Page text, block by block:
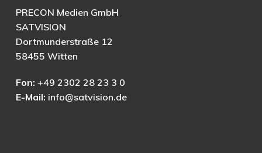
PRECON Medien GmbH
SATVISION
Dortmunderstraße 12
58455 Witten
Fon: +49 2302 28 23 3 0
E-Mail: info@satvision.de